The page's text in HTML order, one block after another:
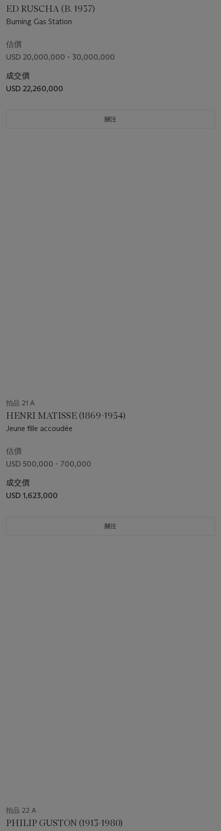
ED RUSCHA (B. 1937)
Burning Gas Station
估價
USD 20,000,000 - 30,000,000
成交價
USD 22,260,000
關注
拍品 21 A
HENRI MATISSE (1869-1954)
Jeune fille accoudée
估價
USD 500,000 - 700,000
成交價
USD 1,623,000
關注
拍品 22 A
PHILIP GUSTON (1913-1980)